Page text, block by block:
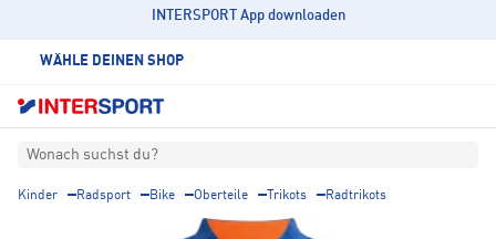
INTERSPORT App downloaden
WÄHLE DEINEN SHOP
Wonach suchst du?
Kinder Radsport Bike Oberteile Trikots Radtrikots